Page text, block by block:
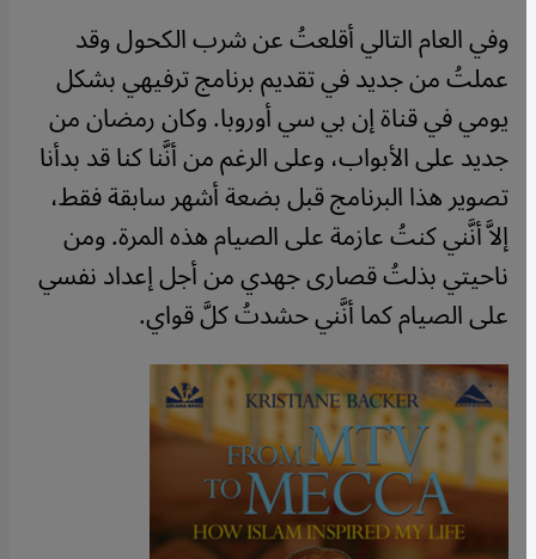
وفي العام التالي أقلعتُ عن شرب الكحول وقد
عملتُ من جديد في تقديم برنامج ترفيهي بشكل
يومي في قناة إن بي سي أوروبا. وكان رمضان من
جديد على الأبواب، وعلى الرغم من أنَّنا كنا قد بدأنا
تصوير هذا البرنامج قبل بضعة أشهر سابقة فقط،
إلاَّ أنَّني كنتُ عازمة على الصيام هذه المرة. ومن
ناحيتي بذلتُ قصارى جهدي من أجل إعداد نفسي
على الصيام كما أنَّني حشدتُ كلَّ قواي.